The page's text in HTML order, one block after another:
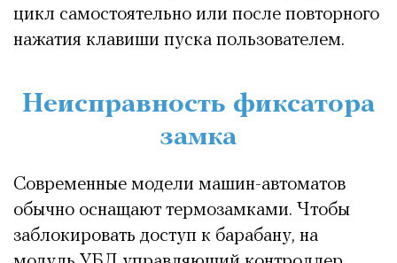
цикл самостоятельно или после повторного
нажатия клавиши пуска пользователем.
Неисправность фиксатора
замка
Современные модели машин-автоматов
обычно оснащают термозамками. Чтобы
заблокировать доступ к барабану, на